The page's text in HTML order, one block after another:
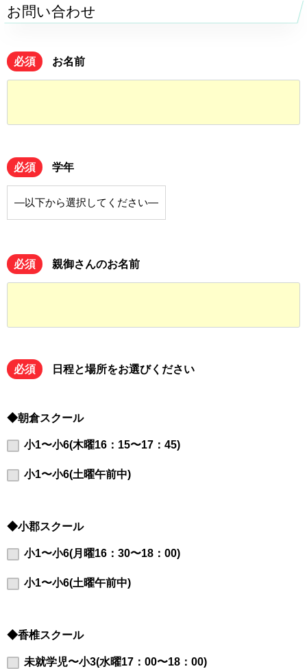
お問い合わせ
必須 お名前
必須 学年
必須 親御さんのお名前
必須 日程と場所をお選びください
◆朝倉スクール
小1〜小6(木曜16：15〜17：45)
小1〜小6(土曜午前中)
◆小郡スクール
小1〜小6(月曜16：30〜18：00)
小1〜小6(土曜午前中)
◆香椎スクール
未就学児〜小3(水曜17：00〜18：00)